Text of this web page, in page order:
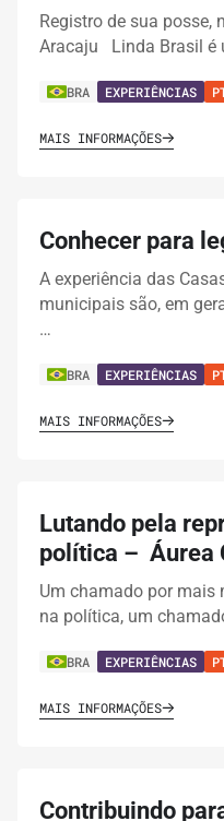
Registro de sua posse,
Aracaju Linda Brasil é
BRA EXPERIÊNCIAS
MAIS INFORMAÇÕES
Conhecer para
A experiência das
municipais são, em
…
BRA EXPERIÊNCIAS
MAIS INFORMAÇÕES
Lutando pela
política – Áurea
Um chamado por mais
na política, um
BRA EXPERIÊNCIAS
MAIS INFORMAÇÕES
Contribuindo